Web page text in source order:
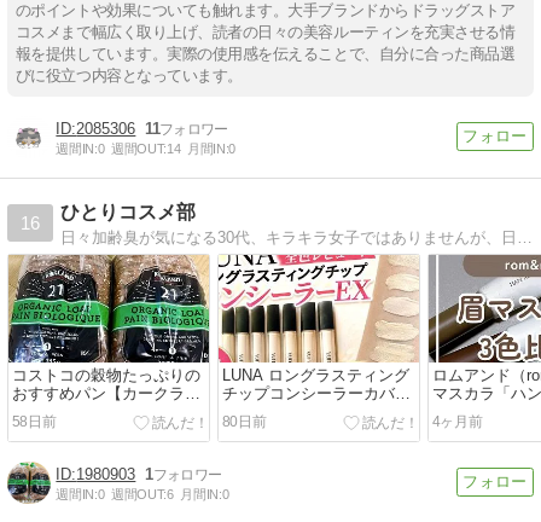
のポイントや効果についても触れます。大手ブランドからドラッグストア
コスメまで幅広く取り上げ、読者の日々の美容ルーティンを充実させる情
報を提供しています。実際の使用感を伝えることで、自分に合った商品選
びに役立つ内容となっています。
2085306 11
週間IN:0 週間OUT:14 月間IN:0
16
ひとりコスメ部
コストコの穀物たっぷりの
おすすめパン【カークラン
ドシグネチャー「21 グレイ
ンズ オーガニック ブレッ
ド」】
58日前
LUNA ロングラスティング
チップコンシーラーカバー
フィットEX【新作韓国コス
メレビュー】
80日前
ロムアンド（
マスカラ「ハ
ウカラ」お気
比較
4ヶ月前
1980903 1
週間IN:0 週間OUT:6 月間IN:0